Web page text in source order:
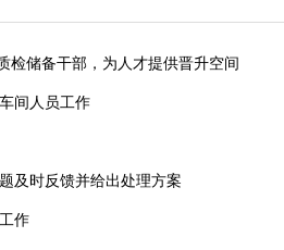
检储备干部，为人才提供晋升空间
间人员工作
及时反馈并给出处理方案
作